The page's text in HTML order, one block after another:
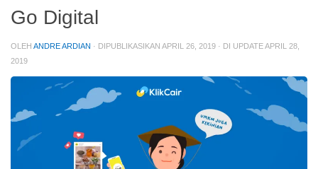
Go Digital
OLEH ANDRE ARDIAN · DIPUBLIKASIKAN APRIL 26, 2019 · DI UPDATEAPRIL 28,
2019